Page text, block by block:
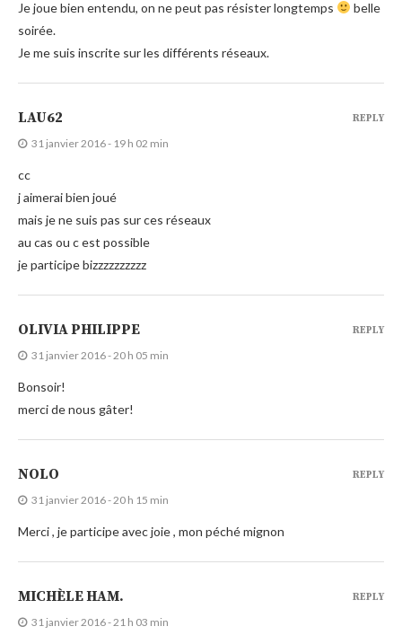
Je joue bien entendu, on ne peut pas résister longtemps
belle
soirée.
Je me suis inscrite sur les différents réseaux.
LAU62
31 janvier 2016 - 19 h 02 min
cc
j aimerai bien joué
mais je ne suis pas sur ces réseaux
au cas ou c est possible
je participe bizzzzzzzzzz
REPLY
OLIVIA PHILIPPE
31 janvier 2016 - 20 h 05 min
Bonsoir!
merci de nous gâter!
REPLY
NOLO
31 janvier 2016 - 20 h 15 min
Merci , je participe avec joie , mon péché mignon
REPLY
MICHÈLE HAM.
31 janvier 2016 - 21 h 03 min
REPLY